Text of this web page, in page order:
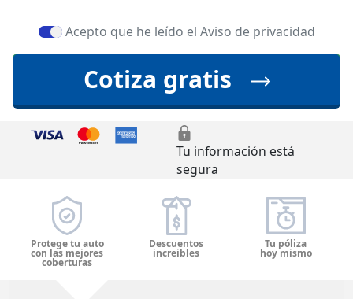
Acepto que he leído el Aviso de privacidad
Cotiza gratis
Tu información está
segura
Protege tu auto
con las mejores
coberturas
Descuentos
increibles
Tu póliza
hoy mismo